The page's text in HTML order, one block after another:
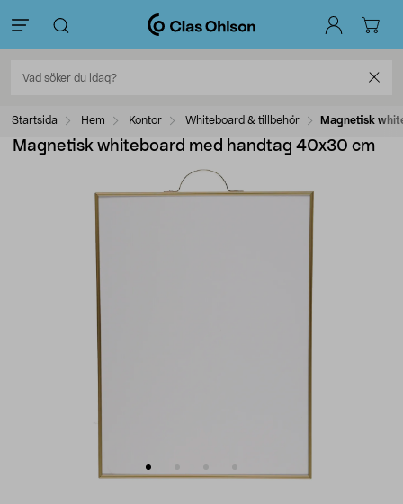
Startsida Hem Kontor Whiteboard & tillbehör Magnetisk
Magnetisk whiteboard med handtag 40x30 cm